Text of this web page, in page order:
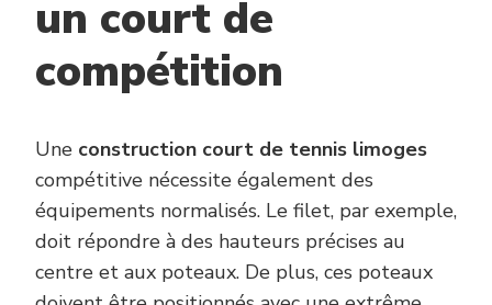
un court de
compétition
Une construction court de tennis limoges
compétitive nécessite également des
équipements normalisés. Le filet, par exemple,
doit répondre à des hauteurs précises au
centre et aux poteaux. De plus, ces poteaux